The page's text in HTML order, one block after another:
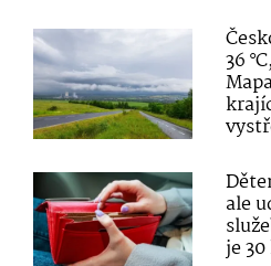
36
ale
je